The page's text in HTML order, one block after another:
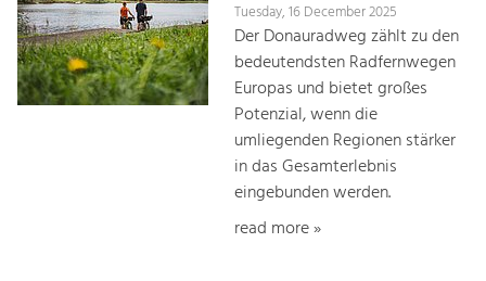
Social Affairs, Education
& Identity
Equality, Youth and Integration.
Climate Change, Public Transport and
Tuesday, 16 December 2025
Der Donauradweg zählt zu den
bedeutendsten Radfernwegen
Europas und bietet großes
Potenzial, wenn die
umliegenden Regionen stärker
in das Gesamterlebnis
eingebunden werden.
read more »